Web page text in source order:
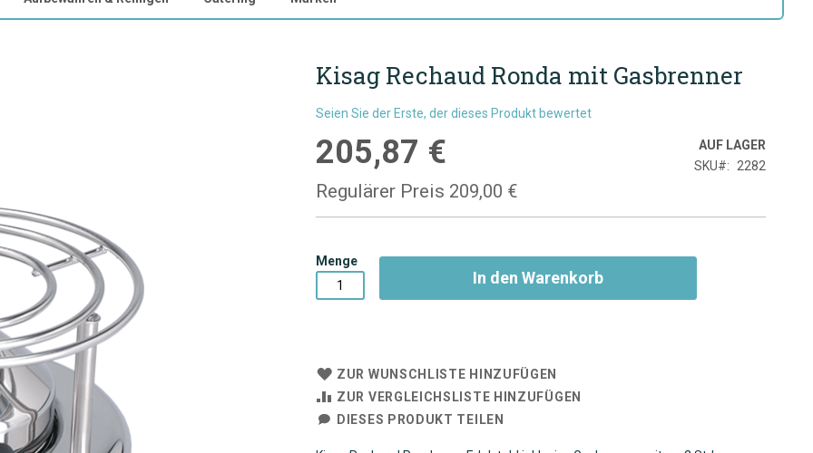
Suche
Kisag Rechaud Ronda mit Gasbrenner
Seien Sie der Erste, der dieses Produkt bewertet
Sonderpreis
205,87 €
Regulärer Preis 209,00 €
AUF LAGER
SKU
2282
Menge
In den Warenkorb
ZUR WUNSCHLISTE HINZUFÜGEN
ZUR VERGLEICHSLISTE HINZUFÜGEN
DIESES PRODUKT TEILEN